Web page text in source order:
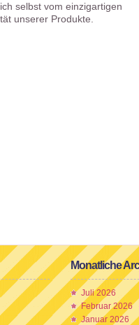
selbst vom einzigartigen
unserer Produkte.
Monatliche
Juli 2026
Februar 2026
Januar 2026